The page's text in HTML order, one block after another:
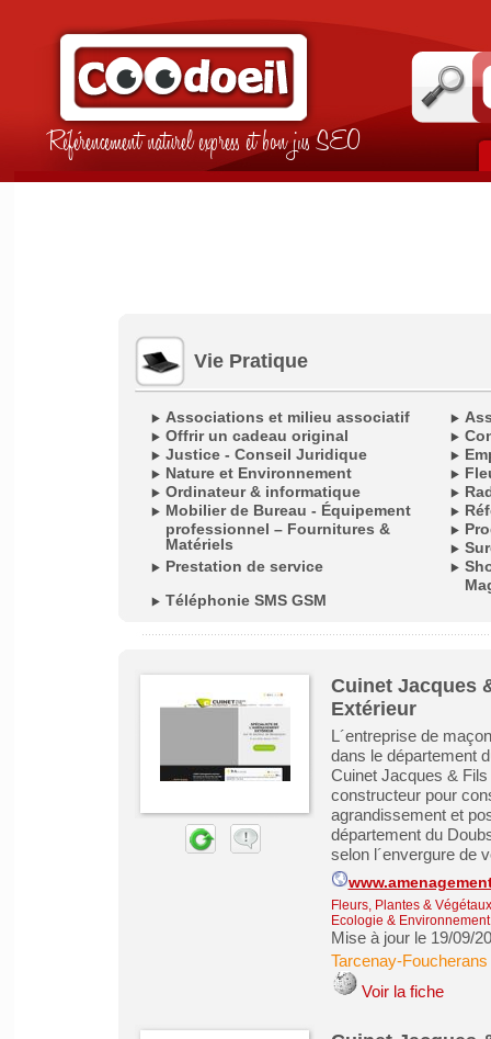
Référencement naturel express et bon jus SEO
Vie Pratique
Associations et milieu associatif
Offrir un cadeau original
Justice - Conseil Juridique
Nature et Environnement
Ordinateur & informatique
Mobilier de Bureau - Équipement
professionnel – Fournitures &
Matériels
Prestation de service
Téléphonie SMS GSM
Cuinet Jacques
Extérieur
L´entreprise de
dans le département
Cuinet Jacques &
constructeur pour
agrandissement et
département du
selon l´envergure de
Fleurs, Plantes & Végétaux
Ecologie & Environnement
Mise à jour le 19/09/
Tarcenay-Foucherans
Voir la fiche